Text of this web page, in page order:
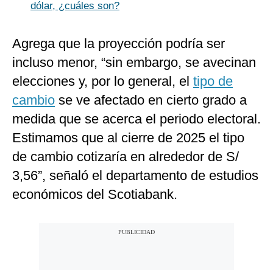
dólar, ¿cuáles son?
Agrega que la proyección podría ser
incluso menor, “sin embargo, se avecinan
elecciones y, por lo general, el tipo de
cambio se ve afectado en cierto grado a
medida que se acerca el periodo electoral.
Estimamos que al cierre de 2025 el tipo
de cambio cotizaría en alrededor de S/
3,56”, señaló el departamento de estudios
económicos del Scotiabank.